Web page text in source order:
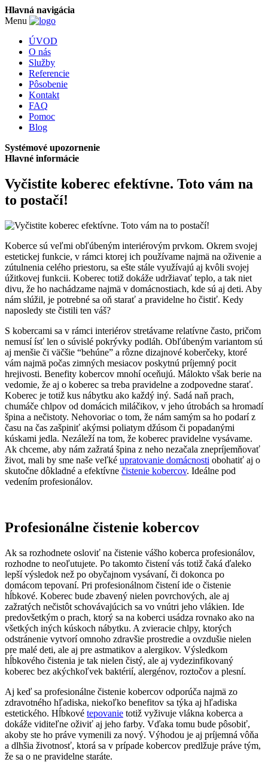
Hlavná navigácia
Menu
ÚVOD
O nás
Služby
Referencie
Pôsobenie
Kontakt
FAQ
Pomoc
Blog
Systémové upozornenie
Hlavné informácie
Vyčistite koberec efektívne. Toto vám na
to postačí!
Koberce sú veľmi obľúbeným interiérovým prvkom. Okrem svojej
estetickej funkcie, v rámci ktorej ich používame najmä na oživenie a
zútulnenia celého priestoru, sa ešte stále využívajú aj kvôli svojej
úžitkovej funkcii. Koberec totiž dokáže udržiavať teplo, a tak niet
divu, že ho nachádzame najmä v domácnostiach, kde sú aj deti. Aby
nám slúžil, je potrebné sa oň starať a pravidelne ho čistiť. Kedy
naposledy ste čistili ten váš?
S kobercami sa v rámci interiérov stretávame relatívne často, pričom
nemusí ísť len o súvislé pokrývky podláh. Obľúbeným variantom sú
aj menšie či väčšie “behúne” a rôzne dizajnové koberčeky, ktoré
vám najmä počas zimných mesiacov poskytnú príjemný pocit
hrejivosti. Benefity kobercov mnohí oceňujú. Málokto však berie na
vedomie, že aj o koberec sa treba pravidelne a zodpovedne starať.
Koberec je totiž kus nábytku ako každý iný. Sadá naň prach,
chumáče chlpov od domácich miláčikov, v jeho útrobách sa hromadí
špina a nečistoty. Nehovoriac o tom, že nám samým sa ho podarí z
času na čas zašpiniť akýmsi poliatym džúsom či popadanými
kúskami jedla. Nezáleží na tom, že koberec pravidelne vysávame.
Ak chceme, aby nám zažratá špina z neho nezačala znepríjemňovať
život, mali by sme naše veľké upratovanie domácnosti obohatiť aj o
skutočne dôkladné a efektívne čistenie kobercov. Ideálne pod
vedením profesionálov.
Profesionálne čistenie kobercov
Ak sa rozhodnete osloviť na čistenie vášho koberca profesionálov,
rozhodne to neoľutujete. Po takomto čistení vás totiž čaká ďaleko
lepší výsledok než po obyčajnom vysávaní, či dokonca po
domácom tepovaní. Pri profesionálnom čistení ide o čistenie
hĺbkové. Koberec bude zbavený nielen povrchových, ale aj
zažratých nečistôt schovávajúcich sa vo vnútri jeho vlákien. Ide
predovšetkým o prach, ktorý sa na koberci usádza rovnako ako na
všetkých iných kúskoch nábytku. A zvieracie chlpy, ktorých
odstránenie vytvorí omnoho zdravšie prostredie a ovzdušie nielen
pre malé deti, ale aj pre astmatikov a alergikov. Výsledkom
hĺbkového čistenia je tak nielen čistý, ale aj vydezinfikovaný
koberec bez akýchkoľvek baktérií, alergénov, roztočov a plesní.
Aj keď sa profesionálne čistenie kobercov odporúča najmä zo
zdravotného hľadiska, niekoľko benefitov sa týka aj hľadiska
estetického. Hĺbkové tepovanie totiž vyživuje vlákna koberca a
dokáže viditeľne oživiť aj jeho farby. Vďaka tomu bude pôsobiť,
akoby ste ho práve vymenili za nový. Výhodou je aj príjemná vôňa
a dlhšia životnosť, ktorá sa v prípade kobercov predlžuje práve tým,
že sa o ne pravidelne staráte.